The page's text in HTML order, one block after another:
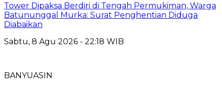
Tower Dipaksa Berdiri di Tengah Permukiman, Warga
Batununggal Murka: Surat Penghentian Diduga
Diabaikan
Sabtu, 8 Agu 2026 - 22:18 WIB
BANYUASIN